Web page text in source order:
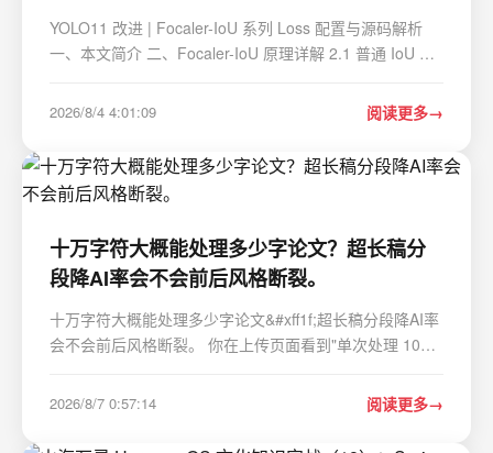
focaler_diou、focaler_eiou、focaler_s
YOLO11 改进 | Focaler-IoU 系列 Loss 配置与源码解析
一、本文简介 二、Focaler-IoU 原理详解 2.1 普通 IoU 的
的整体计算流程 三、改进思想与创新点 3.1 背景与动机
2026/8/4 4:01:09 阅读更多
十万字符大概能处理多少字论文？超长稿分
段降AI率会不会前后风格断裂。
十万字符大概能处理多少字论文&#xff1f;超长稿分段降AI率
会不会前后风格断裂。 你在上传页面看到"单次处理 100
议分段处理"这行字&#xff0c;第一反应大概是两个问题
2026/8/7 0:57:14 阅读更多